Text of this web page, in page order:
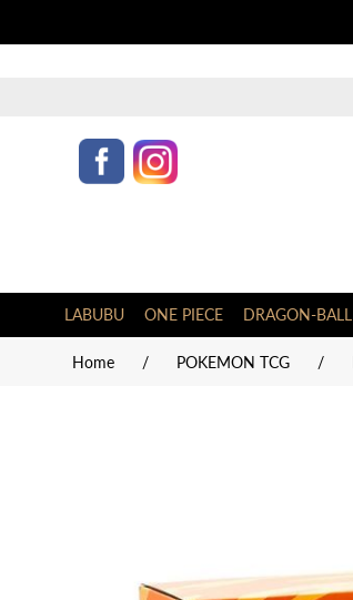
LABUBU ONE PIECE DRAGON-BALL
Home / POKEMON TCG /